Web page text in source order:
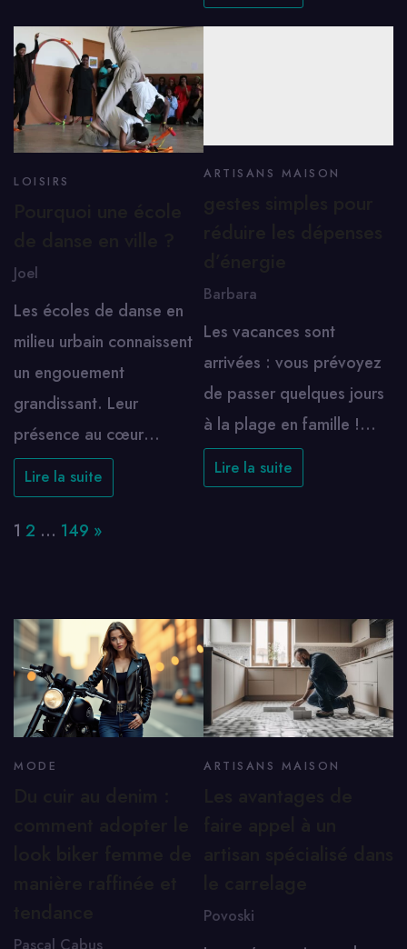
LOISIRS
Joel
Les écoles de danse en
milieu urbain connaissent
un engouement
grandissant. Leur
présence au cœur…
Lire la suite
ARTISANS MAISON
Barbara
Les vacances sont
arrivées : vous prévoyez
de passer quelques jours
à la plage en famille !…
Lire la suite
Page:
1 2 … 149 Next
»
MODE ARTISANS MAISON
Povoski